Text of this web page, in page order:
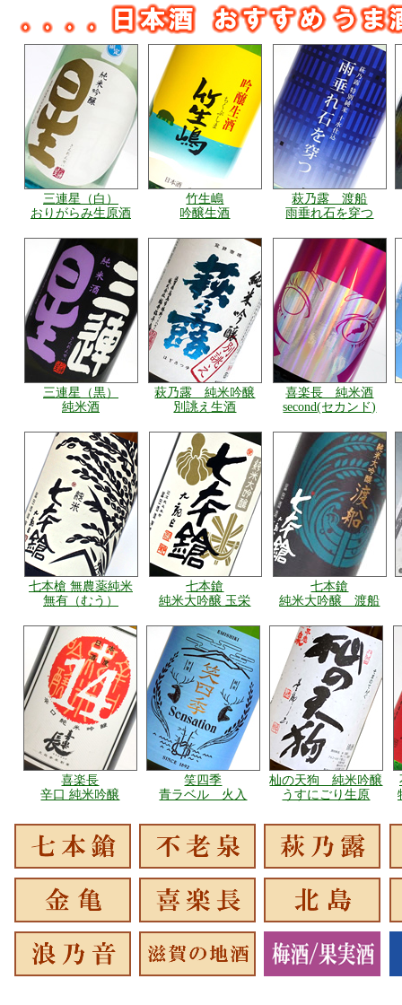
三連星（白）
おりがらみ生原酒
竹生嶋
吟醸生酒
萩乃露 渡船
雨垂れ石を穿つ
三連星（黒）
純米酒
萩乃露 純米吟醸
別誂え生酒
喜楽長 純米酒
second(セカンド)
七本槍 無農薬純米
無有（むう）
七本鎗
純米大吟醸 玉栄
七本鎗
純米大吟醸 渡船
喜楽長
辛口 純米吟醸
笑四季
青ラベル 火入
杣の天狗 純米吟醸
うすにごり生原